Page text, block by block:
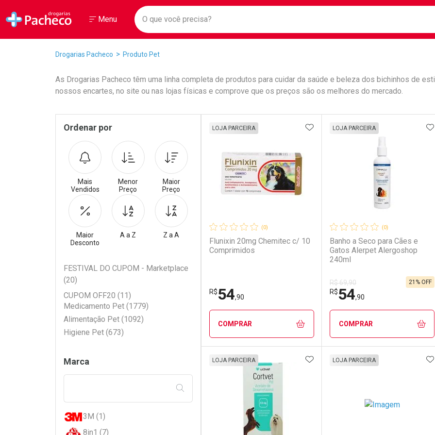
Drogarias Pacheco
Ir direto para a home
pela página
Ir direto para o conteúdo
Ir direto para a ajuda
Ir direto para o carrinho
Ir direto para o menu
Faça a sua busca
O que você precisa?
Menu
Abrir ou Fechar
Menu
Breadcrumb
Drogarias Pacheco Produto Pet
As Drogarias Pacheco têm uma linha completa de produtos para cuidar da saúde e beleza dos bichinhos de
nossos encartes, no site ou nas lojas físicas e comprove que os preços são os melhores do mercado.
Promoções em DestaquePrateleira
(0)
Flunixin 20mg Chemitec c/ 10
Comprimidos
LOJA PARCEIRA
R$54,90
ADICIONAR AOS FAVORITOS
COMPRAR
FECHAR
Laboratório
FECHAR
Por Menos
(0)
Banho a Seco para Cães e
Gatos Alerpet Alergoshop
240ml
LOJA PARCEIRA
R$ 69,90
R$54,90
21% OFF
COMPRAR
LOJA PARCEIRA ADICIONAR AOS FAVORITOS
LOJA PARCEIRA
Sidebar
Ordenar por
Mais
Vendidos
Menor
Preço
Maior
Preço
Maior
Desconto
A a Z Z a A
Filtros
FESTIVAL DO CUPOM - Marketplace
(20)
CUPOM OFF20 (11)
Medicamento Pet (1779)
Alimentação Pet (1092)
Higiene Pet (673)
Marca
FILTRAR PELO TERMO DIGITADO
3M (1)
8in1 (7)